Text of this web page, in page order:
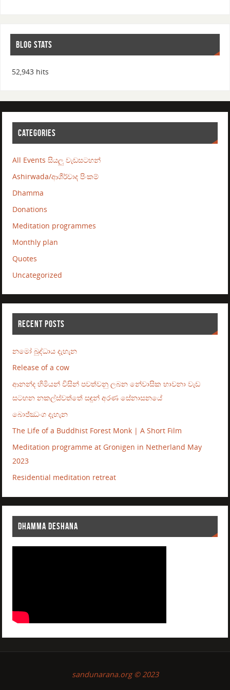
BLOG STATS
52,943 hits
CATEGORIES
All Events සියලු වැඩසටහන්
Ashirwada/ආශීර්වාද පිංකම්
Dhamma
Donations
Meditation programmes
Monthly plan
Quotes
Uncategorized
RECENT POSTS
නමෝ බුද්ධාය දැහැන
Release of a cow
ආනන්ද හිමියන් විසින් පවත්වනු ලබන නේවාසික භාවනා වැඩ
සටහන නකල්ස්වත්තේ සඳුන් අරණ සේනාසනයේ
බොජ්ඣංග දැහැන
The Life of a Buddhist Forest Monk | A Short Film
Meditation programme at Gronigen in Netherland May
2023
Residential meditation retreat
DHAMMA DESHANA
sandunarana.org © 2023